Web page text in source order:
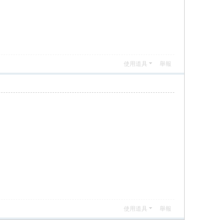
使用道具 舉報
使用道具 舉報